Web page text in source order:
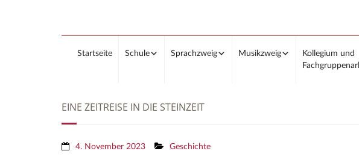
Startseite Schule Sprachzweig Musikzweig
Kollegium und
EINE ZEITREISE IN DIE STEINZEIT
4. November 2023 Geschichte